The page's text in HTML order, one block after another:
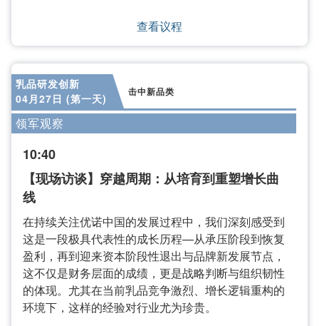
查看议程
乳品研发创新
04月27日 (第一天)
击中新品类
领军观察
10:40
【现场访谈】穿越周期：从培育到重塑增长曲
线
在持续关注优诺中国的发展过程中，我们深刻感受到
这是一段极具代表性的成长历程—从承压阶段到恢复
盈利，再到迎来资本阶段性退出与品牌新发展节点，
这不仅是财务层面的成绩，更是战略判断与组织韧性
的体现。尤其在当前乳品竞争激烈、增长逻辑重构的
环境下，这样的经验对行业尤为珍贵。